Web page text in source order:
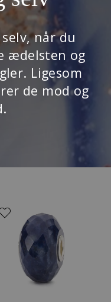
når du
ædelsten og
Ligesom
de mod og